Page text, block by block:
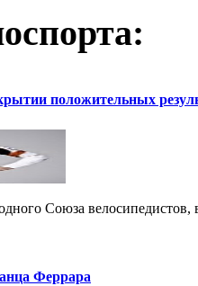
положительных
Союза
Феррара